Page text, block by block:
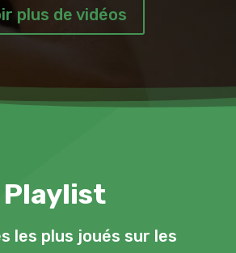
plus de vidéos
Playlist
les plus joués sur les